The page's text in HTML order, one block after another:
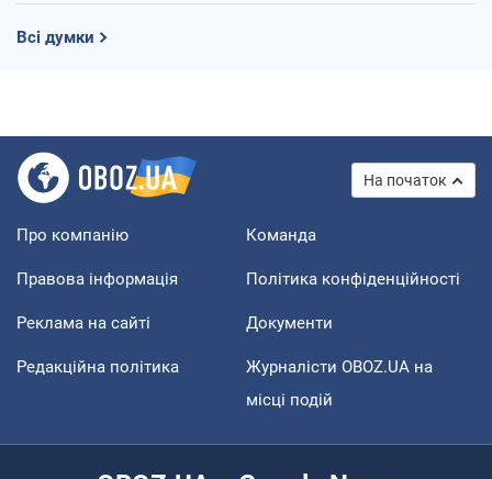
Всі думки
На початок
Про компанію Команда
Правова інформація Політика конфіденційності
Реклама на сайті Документи
Редакційна політика
Журналісти OBOZ.UA на
місці подій